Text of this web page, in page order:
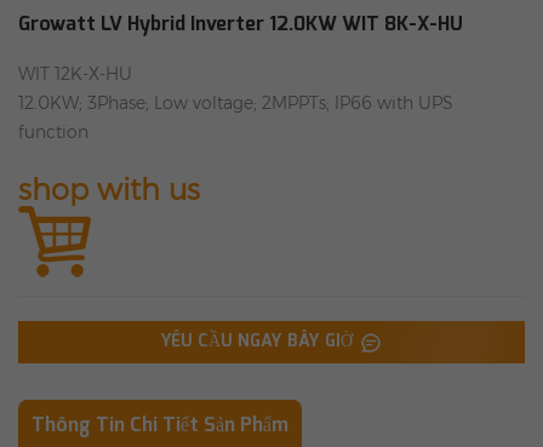
Growatt LV Hybrid Inverter 12.0KW WIT 8K-X-HU
WIT 12K-X-HU
12.0KW; 3Phase; Low voltage; 2MPPTs; IP66 with UPS
function
shop with us
YÊU CẦU NGAY BÂY GIỜ
Thông Tin Chi Tiết Sản Phẩm